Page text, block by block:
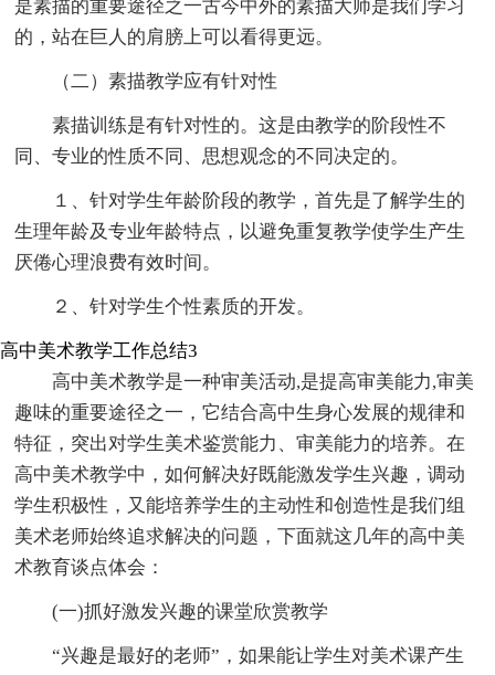
是素描的重要途径之一古今中外的素描大师是我们学习
的，站在巨人的肩膀上可以看得更远。
（二）素描教学应有针对性
素描训练是有针对性的。这是由教学的阶段性不
同、专业的性质不同、思想观念的不同决定的。
１、针对学生年龄阶段的教学，首先是了解学生的
生理年龄及专业年龄特点，以避免重复教学使学生产生
厌倦心理浪费有效时间。
２、针对学生个性素质的开发。
高中美术教学工作总结3
高中美术教学是一种审美活动,是提高审美能力,审美
趣味的重要途径之一，它结合高中生身心发展的规律和
特征，突出对学生美术鉴赏能力、审美能力的培养。在
高中美术教学中，如何解决好既能激发学生兴趣，调动
学生积极性，又能培养学生的主动性和创造性是我们组
美术老师始终追求解决的问题，下面就这几年的高中美
术教育谈点体会：
(一)抓好激发兴趣的课堂欣赏教学
“兴趣是最好的老师”，如果能让学生对美术课产生